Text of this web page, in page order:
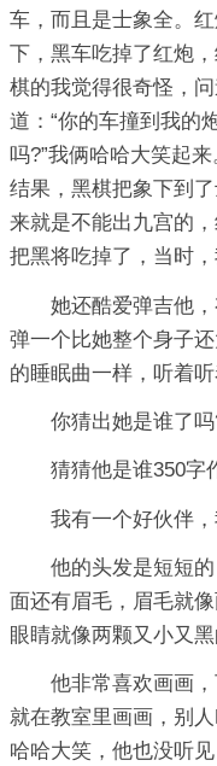
车，而且是士象全。
下，黑车吃掉了红炮
棋的我觉得很奇怪，
道：“你的车撞到我的
吗?”我俩哈哈大笑起
结果，黑棋把象下到
来就是不能出九宫的
把黑将吃掉了，当时，
她还酷爱弹吉他
弹一个比她整个身子
的睡眠曲一样，听着
你猜出她是谁了
猜猜他是谁350字
我有一个好伙伴，
他的头发是短短
面还有眉毛，眉毛就
眼睛就像两颗又小又黑
他非常喜欢画画
就在教室里画画，别
哈哈大笑，他也没听